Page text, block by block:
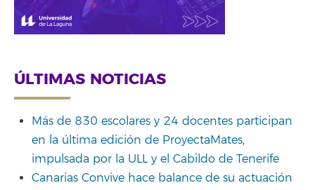
ÚLTIMAS NOTICIAS
Más de 830 escolares y 24 docentes participan
en la última edición de ProyectaMates,
impulsada por la ULL y el Cabildo de Tenerife
Canarias Convive hace balance de su actuación